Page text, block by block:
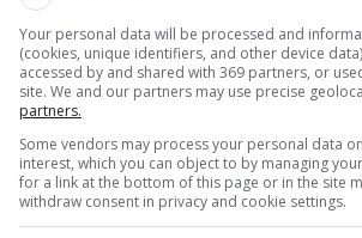
viçi (kofshë ose pjesë për
(ose 1 lugë e thatë)
Your personal data will be processed and
(cookies, unique identifiers, and other device
accessed by and shared with 369 partners, or
site. We and our partners may use precise
partners.
Some vendors may process your personal data
interest, which you can object to by managing
for a link at the bottom of this page or in the site
withdraw consent in privacy and cookie settings.